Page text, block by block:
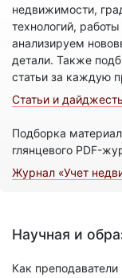
недвижимости,
технологий,
анализируем
детали. Также
статьи за каждую
Статьи и
Подборка
глянцевого PDF-
Журнал «Учет
Научная и
Как